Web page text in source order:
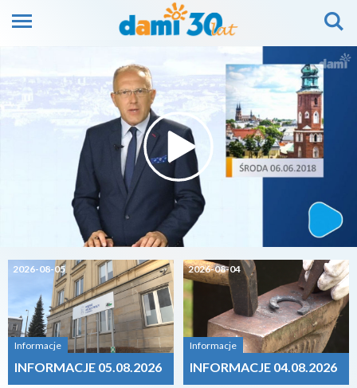
2026-08-05
Informacje
INFORMACJE 05.08.2026
2026-08-04
Informacje
INFORMACJE 04.08.2026